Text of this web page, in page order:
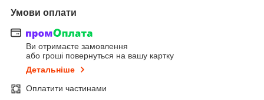
Умови оплати
Ви отримаєте замовлення
або гроші повернуться на вашу картку
Детальніше
Оплатити частинами